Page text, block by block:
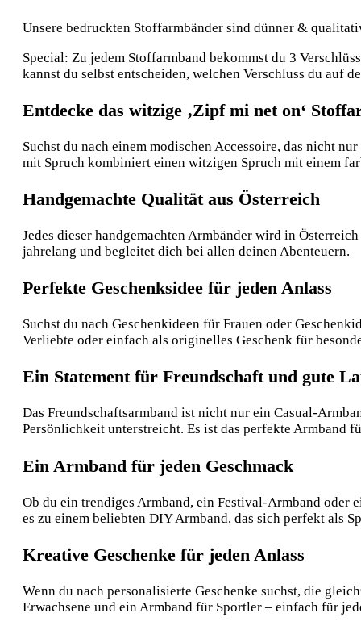
Unsere bedruckten Stoffarmbänder sind dünner &
Special: Zu jedem Stoffarmband bekommst du 3
kannst du selbst entscheiden, welchen Verschluss du auf
Entdecke das witzige ‚Zipf mi net on‘
Suchst du nach einem modischen Accessoire, das nicht
mit Spruch kombiniert einen witzigen Spruch mit einem
Handgemachte Qualität aus Österreich
Jedes dieser handgemachten Armbänder wird in
jahrelang und begleitet dich bei allen deinen Abenteuern.
Perfekte Geschenksidee für jeden Anlass
Suchst du nach Geschenkideen für Frauen oder
Verliebte oder einfach als originelles Geschenk für
Ein Statement für Freundschaft und gute
Das Freundschaftsarmband ist nicht nur ein Casual-
Persönlichkeit unterstreicht. Es ist das perfekte Armband
Ein Armband für jeden Geschmack
Ob du ein trendiges Armband, ein Festival-Armband oder
es zu einem beliebten DIY Armband, das sich perfekt als
Kreative Geschenke für jeden Anlass
Wenn du nach personalisierte Geschenke suchst, die
Erwachsene und ein Armband für Sportler – einfach für